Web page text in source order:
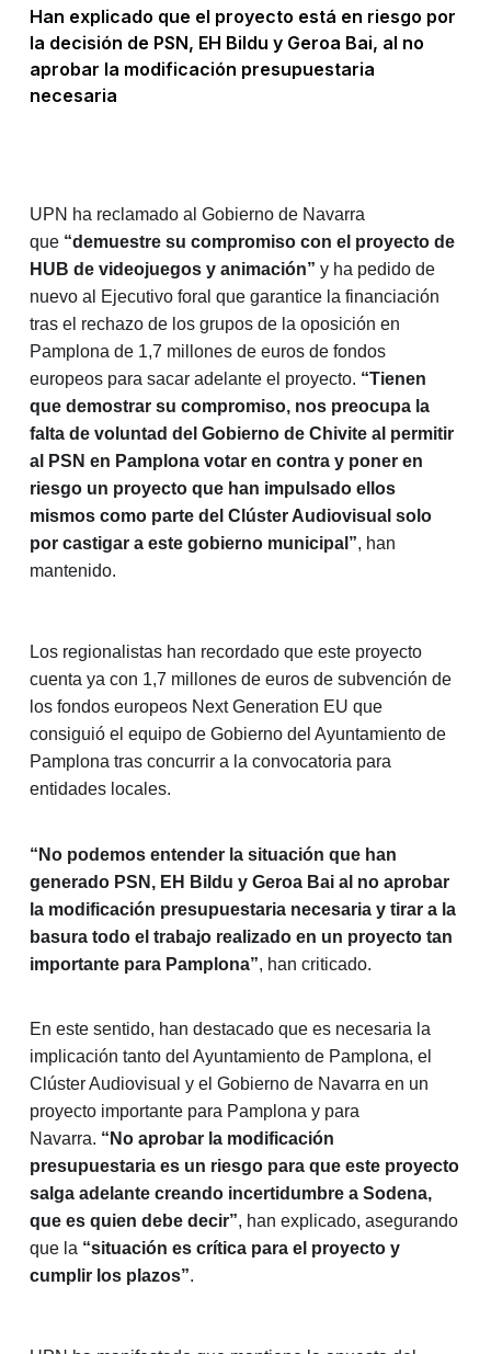
Han explicado que el proyecto está en riesgo por
la decisión de PSN, EH Bildu y Geroa Bai, al no
aprobar la modificación presupuestaria
necesaria
UPN ha reclamado al Gobierno de Navarra
que “demuestre su compromiso con el proyecto de
HUB de videojuegos y animación” y ha pedido de
nuevo al Ejecutivo foral que garantice la financiación
tras el rechazo de los grupos de la oposición en
Pamplona de 1,7 millones de euros de fondos
europeos para sacar adelante el proyecto. “Tienen
que demostrar su compromiso, nos preocupa la
falta de voluntad del Gobierno de Chivite al permitir
al PSN en Pamplona votar en contra y poner en
riesgo un proyecto que han impulsado ellos
mismos como parte del Clúster Audiovisual solo
por castigar a este gobierno municipal”, han
mantenido.
Los regionalistas han recordado que este proyecto
cuenta ya con 1,7 millones de euros de subvención de
los fondos europeos Next Generation EU que
consiguió el equipo de Gobierno del Ayuntamiento de
Pamplona tras concurrir a la convocatoria para
entidades locales.
“No podemos entender la situación que han
generado PSN, EH Bildu y Geroa Bai al no aprobar
la modificación presupuestaria necesaria y tirar a la
basura todo el trabajo realizado en un proyecto tan
importante para Pamplona”, han criticado.
En este sentido, han destacado que es necesaria la
implicación tanto del Ayuntamiento de Pamplona, el
Clúster Audiovisual y el Gobierno de Navarra en un
proyecto importante para Pamplona y para
Navarra. “No aprobar la modificación
presupuestaria es un riesgo para que este proyecto
salga adelante creando incertidumbre a Sodena,
que es quien debe decir”, han explicado, asegurando
que la “situación es crítica para el proyecto y
cumplir los plazos”.